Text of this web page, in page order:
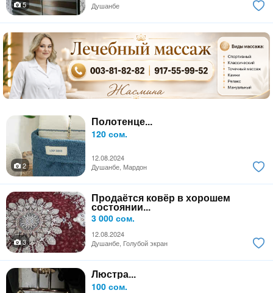
5
Душанбе
Полотенце...
120 сом.
12.08.2024
2
Душанбе, Мардон
Продаётся ковёр в хорошем
состоянии...
3 000 сом.
12.08.2024
3
Душанбе, Голубой экран
Люстра...
100 сом.